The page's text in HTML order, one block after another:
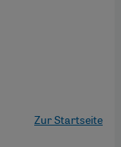
Zur Startseite